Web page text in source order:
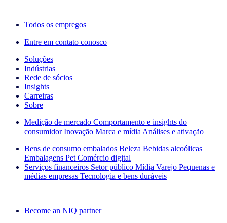
Todos os empregos
Entre em contato conosco
Soluções
Indústrias
Rede de sócios
Insights
Carreiras
Sobre
Medição de mercado Comportamento e insights do
consumidor Inovação Marca e mídia Análises e ativação
Bens de consumo embalados Beleza Bebidas alcoólicas
Embalagens Pet Comércio digital
Serviços financeiros Setor público Mídia Varejo Pequenas e
médias empresas Tecnologia e bens duráveis
Become an NIQ partner